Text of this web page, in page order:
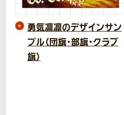
勇気凛凛のデザインサン
プル（団旗・部旗・クラブ
旗）